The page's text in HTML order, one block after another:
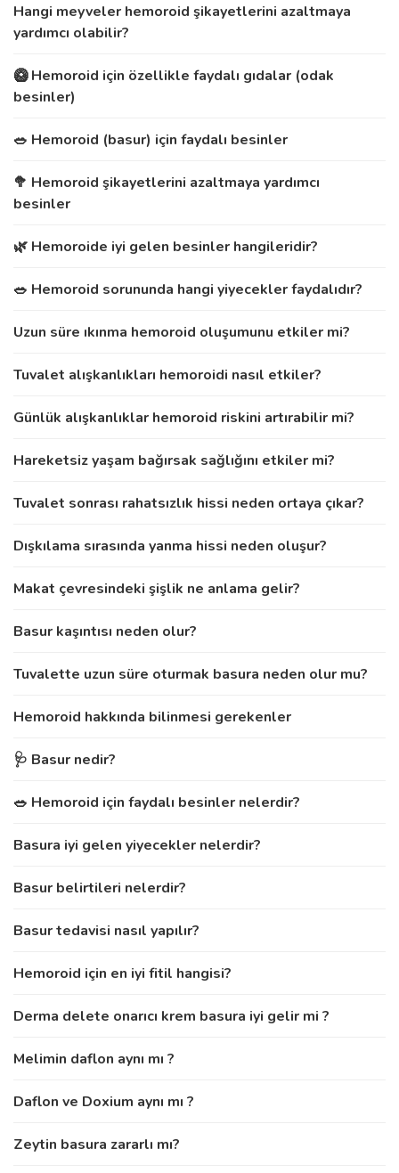
Hangi meyveler hemoroid şikayetlerini azaltmaya
yardımcı olabilir?
🥝 Hemoroid için özellikle faydalı gıdalar (odak
besinler)
🥗 Hemoroid (basur) için faydalı besinler
🥦 Hemoroid şikayetlerini azaltmaya yardımcı
besinler
🌿 Hemoroide iyi gelen besinler hangileridir?
🥗 Hemoroid sorununda hangi yiyecekler faydalıdır?
Uzun süre ıkınma hemoroid oluşumunu etkiler mi?
Tuvalet alışkanlıkları hemoroidi nasıl etkiler?
Günlük alışkanlıklar hemoroid riskini artırabilir mi?
Hareketsiz yaşam bağırsak sağlığını etkiler mi?
Tuvalet sonrası rahatsızlık hissi neden ortaya çıkar?
Dışkılama sırasında yanma hissi neden oluşur?
Makat çevresindeki şişlik ne anlama gelir?
Basur kaşıntısı neden olur?
Tuvalette uzun süre oturmak basura neden olur mu?
Hemoroid hakkında bilinmesi gerekenler
🩺 Basur nedir?
🥗 Hemoroid için faydalı besinler nelerdir?
Basura iyi gelen yiyecekler nelerdir?
Basur belirtileri nelerdir?
Basur tedavisi nasıl yapılır?
Hemoroid için en iyi fitil hangisi?
Derma delete onarıcı krem basura iyi gelir mi ?
Melimin daflon aynı mı ?
Daflon ve Doxium aynı mı ?
Zeytin basura zararlı mı?